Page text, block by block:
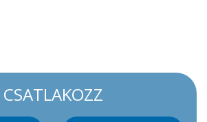
CSATLAKOZZ